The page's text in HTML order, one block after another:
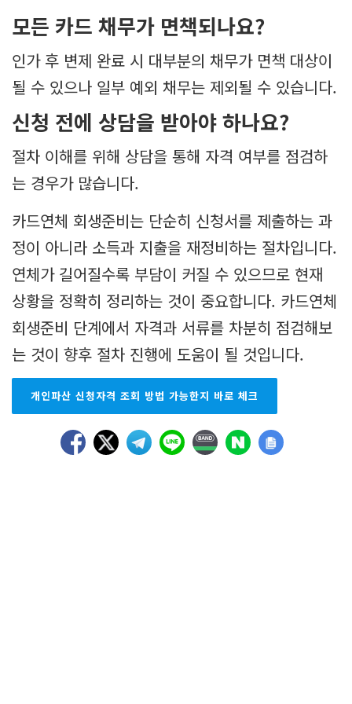
모든 카드 채무가 면책되나요?
인가 후 변제 완료 시 대부분의 채무가 면책 대상이
될 수 있으나 일부 예외 채무는 제외될 수 있습니다.
신청 전에 상담을 받아야 하나요?
절차 이해를 위해 상담을 통해 자격 여부를 점검하
는 경우가 많습니다.
카드연체 회생준비는 단순히 신청서를 제출하는 과
정이 아니라 소득과 지출을 재정비하는 절차입니다.
연체가 길어질수록 부담이 커질 수 있으므로 현재
상황을 정확히 정리하는 것이 중요합니다. 카드연체
회생준비 단계에서 자격과 서류를 차분히 점검해보
는 것이 향후 절차 진행에 도움이 될 것입니다.
개인파산 신청자격 조회 방법 가능한지 바로 체크